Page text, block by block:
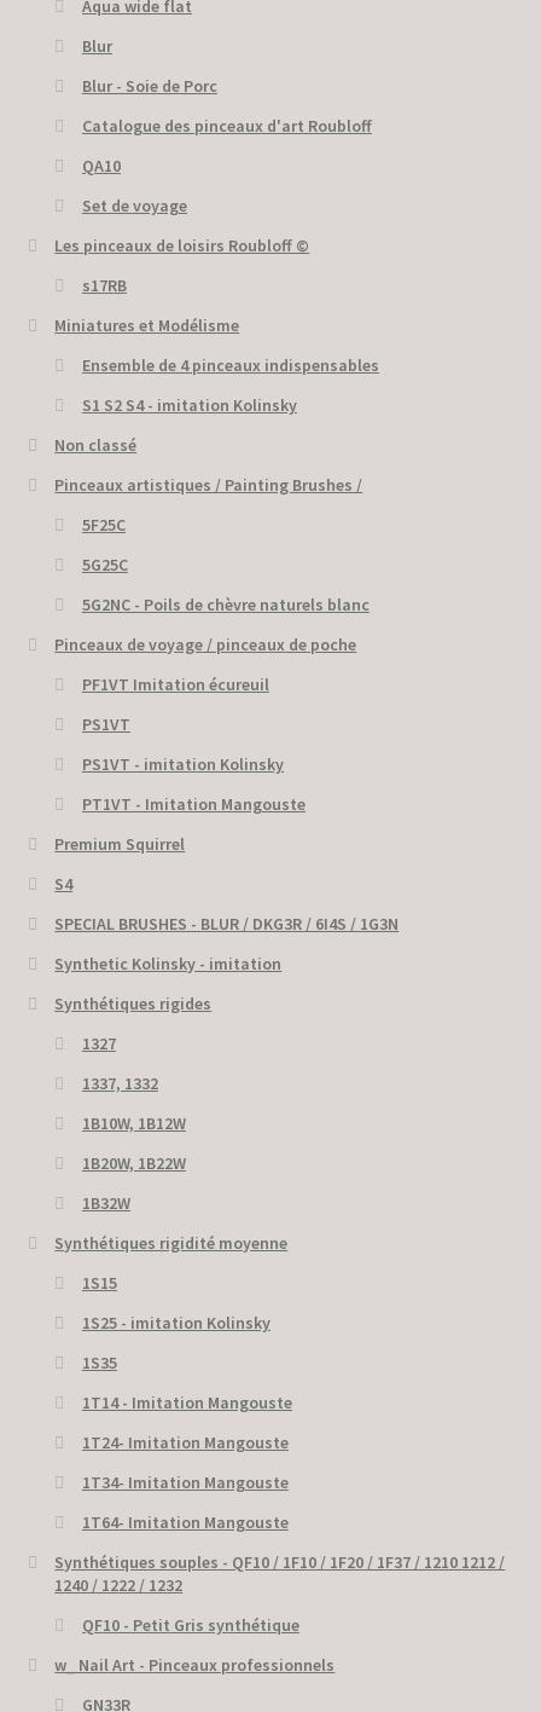
Aqua wide flat
Blur
Blur - Soie de Porc
Catalogue des pinceaux d'art Roubloff
QA10
Set de voyage
Les pinceaux de loisirs Roubloff ©
s17RB
Miniatures et Modélisme
Ensemble de 4 pinceaux indispensables
S1 S2 S4 - imitation Kolinsky
Non classé
Pinceaux artistiques / Painting Brushes /
5F25C
5G25C
5G2NC - Poils de chèvre naturels blanc
Pinceaux de voyage / pinceaux de poche
PF1VT Imitation écureuil
PS1VT
PS1VT - imitation Kolinsky
PT1VT - Imitation Mangouste
Premium Squirrel
S4
SPECIAL BRUSHES - BLUR / DKG3R / 6I4S / 1G3N
Synthetic Kolinsky - imitation
Synthétiques rigides
1327
1337, 1332
1B10W, 1B12W
1B20W, 1B22W
1B32W
Synthétiques rigidité moyenne
1S15
1S25 - imitation Kolinsky
1S35
1T14 - Imitation Mangouste
1T24- Imitation Mangouste
1T34- Imitation Mangouste
1T64- Imitation Mangouste
Synthétiques souples - QF10 / 1F10 / 1F20 / 1F37 / 1210 1212 /
1240 / 1222 / 1232
QF10 - Petit Gris synthétique
w_ Nail Art - Pinceaux professionnels
GN33R